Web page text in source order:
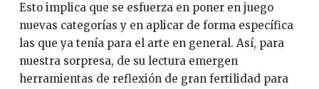
Esto implica que se esfuerza en poner en juego
nuevas categorías y en aplicar de forma específica
las que ya tenía para el arte en general. Así, para
nuestra sorpresa, de su lectura emergen
herramientas de reflexión de gran fertilidad para